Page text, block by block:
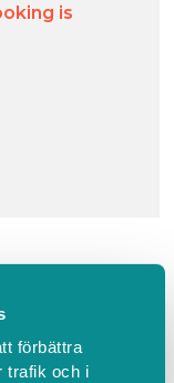
förbättra
trafik och i
is
Dagläger!